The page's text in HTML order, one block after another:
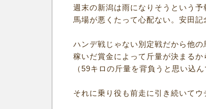
週末の新潟は雨になりそうという予
馬場が悪くたって心配ない。安田記
ハンデ戦じゃない別定戦だから他の
稼いだ賞金によって斤量が決まるか
（59キロの斤量を背負うと思い込ん
それに乗り役も前走に引き続いてウ